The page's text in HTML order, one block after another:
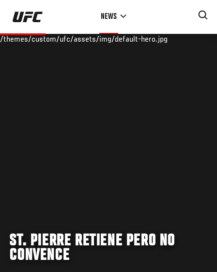
Skip
main
NEWS
/themes/custom/ufc/assets/img/default-hero.jpg
ST. PIERRE RETIENE PERO NO
CONVENCE